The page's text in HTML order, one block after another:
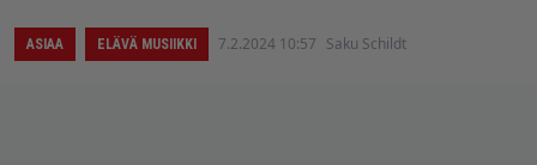
ASIAA ELÄVÄ MUSIIKKI 7.2.2024 10:57 Saku Schildt